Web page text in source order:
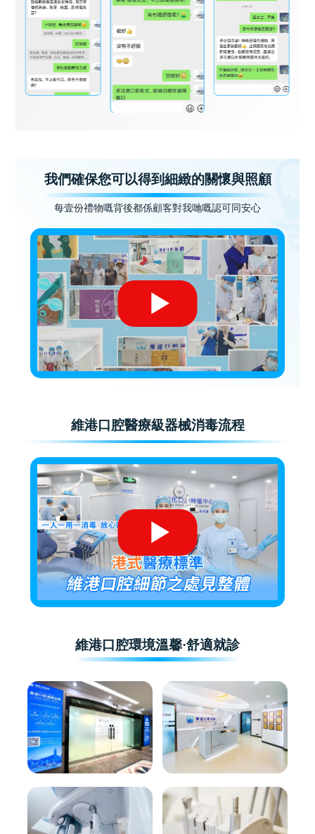
我們確保您可以得到細緻的關懷與照顧
每壹份禮物嘅背後都係顧客對我哋嘅認可同安心
維港口腔醫療級器械消毒流程
維港口腔環境溫馨·舒適就診